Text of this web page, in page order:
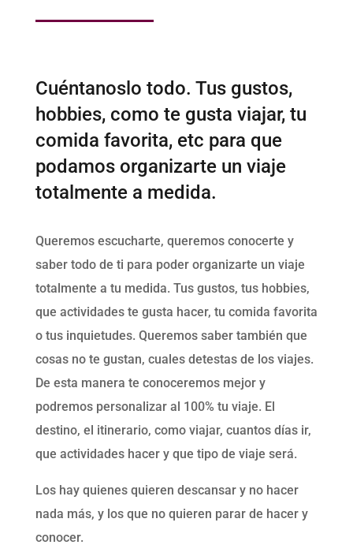
Cuéntanoslo todo. Tus gustos,
hobbies, como te gusta viajar, tu
comida favorita, etc para que
podamos organizarte un viaje
totalmente a medida.
Queremos escucharte, queremos conocerte y
saber todo de ti para poder organizarte un viaje
totalmente a tu medida. Tus gustos, tus hobbies,
que actividades te gusta hacer, tu comida favorita
o tus inquietudes. Queremos saber también que
cosas no te gustan, cuales detestas de los viajes.
De esta manera te conoceremos mejor y
podremos personalizar al 100% tu viaje. El
destino, el itinerario, como viajar, cuantos días ir,
que actividades hacer y que tipo de viaje será.
Los hay quienes quieren descansar y no hacer
nada más, y los que no quieren parar de hacer y
conocer.